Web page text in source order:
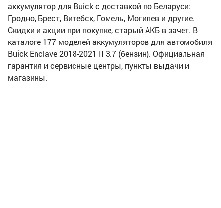
аккумулятор для Buick с доставкой по Беларуси:
Гродно, Брест, Витебск, Гомель, Могилев и другие.
Скидки и акции при покупке, старый АКБ в зачет. В
каталоге 177 моделей аккумуляторов для автомобиля
Buick Enclave 2018-2021 II 3.7 (бензин). Официальная
гарантия и сервисные центры, пункты выдачи и
магазины.